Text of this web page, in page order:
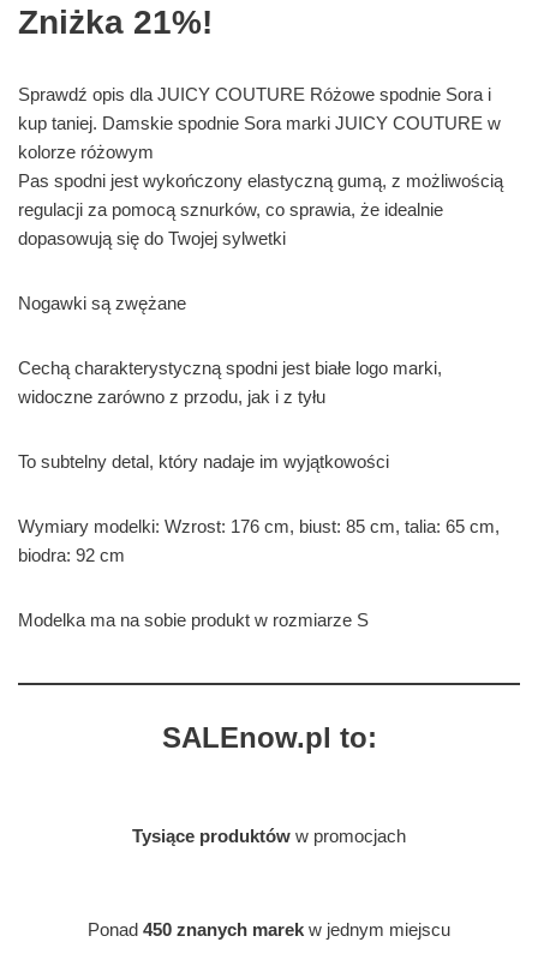
Zniżka 21%!
Sprawdź opis dla JUICY COUTURE Różowe spodnie Sora i
kup taniej. Damskie spodnie Sora marki JUICY COUTURE w
kolorze różowym
Pas spodni jest wykończony elastyczną gumą, z możliwością
regulacji za pomocą sznurków, co sprawia, że idealnie
dopasowują się do Twojej sylwetki
Nogawki są zwężane
Cechą charakterystyczną spodni jest białe logo marki,
widoczne zarówno z przodu, jak i z tyłu
To subtelny detal, który nadaje im wyjątkowości
Wymiary modelki: Wzrost: 176 cm, biust: 85 cm, talia: 65 cm,
biodra: 92 cm
Modelka ma na sobie produkt w rozmiarze S
SALEnow.pl to:
Tysiące produktów w promocjach
Ponad 450 znanych marek w jednym miejscu